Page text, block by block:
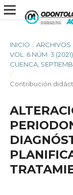
INICIO / ARCHIVOS
VOL. 6 NÚM. 3
CUENCA,
/
Contribución